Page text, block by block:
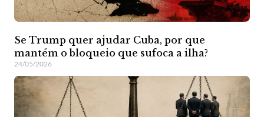
Se Trump quer ajudar Cuba, por que
mantém o bloqueio que sufoca a ilha?
24/05/2026